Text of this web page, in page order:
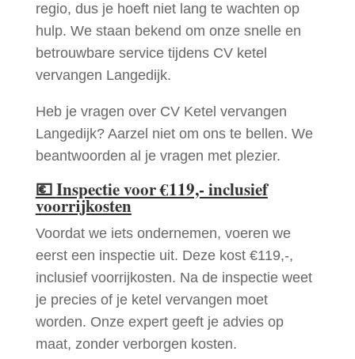
regio, dus je hoeft niet lang te wachten op
hulp. We staan bekend om onze snelle en
betrouwbare service tijdens CV ketel
vervangen Langedijk.
Heb je vragen over CV Ketel vervangen
Langedijk? Aarzel niet om ons te bellen. We
beantwoorden al je vragen met plezier.
💶Inspectie voor €119,- inclusief
voorrijkosten
Voordat we iets ondernemen, voeren we
eerst een inspectie uit. Deze kost €119,-,
inclusief voorrijkosten. Na de inspectie weet
je precies of je ketel vervangen moet
worden. Onze expert geeft je advies op
maat, zonder verborgen kosten.